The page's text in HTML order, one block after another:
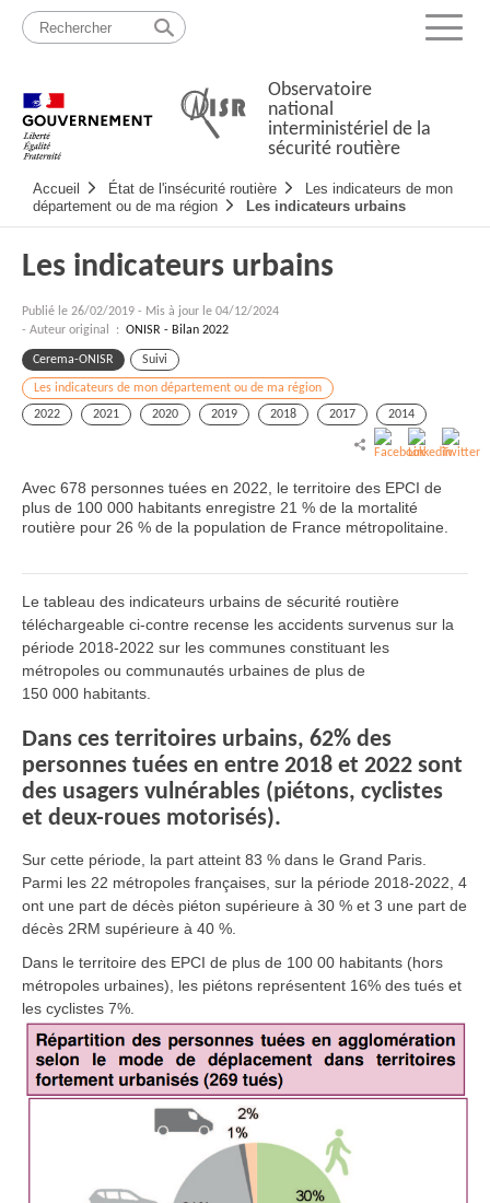
Passer
contenu
Menu
Observatoire
national
interministériel de la
sécurité routière
principale
Accueil État de l'insécurité routière
Les indicateurs de mon
département ou de ma région
Les indicateurs urbains
Les indicateurs urbains
Publié le 26/02/2019 - Mis à jour le 04/12/2024
- Auteur original : ONISR - Bilan 2022
Cerema-ONISR Suivi
Les indicateurs de mon département ou de ma région
2022
2021 2020 2019 2018 2017 2014
Avec 678 personnes tuées en 2022, le territoire des EPCI de
plus de 100 000 habitants enregistre 21 % de la mortalité
routière pour 26 % de la population de France métropolitaine
Le tableau des indicateurs urbains de sécurité routière
téléchargeable ci-contre recense les accidents survenus sur la
période 2018-2022 sur les communes constituant les
métropoles ou communautés urbaines de plus de
150 000 habitants.
Dans ces territoires urbains, 62% des
personnes tuées en entre 2018 et 2022 sont
des usagers vulnérables (piétons, cyclistes
et deux-roues motorisés).
Sur cette période, la part atteint 83 % dans le Grand Paris.
Parmi les 22 métropoles françaises, sur la période 2018-2022, 4
ont une part de décès piéton supérieure à 30 % et 3 une part de
décès 2RM supérieure à 40 %.
Dans le territoire des EPCI de plus de 100 00 habitants (hors
métropoles urbaines), les piétons représentent 16% des tués et
les cyclistes 7%.